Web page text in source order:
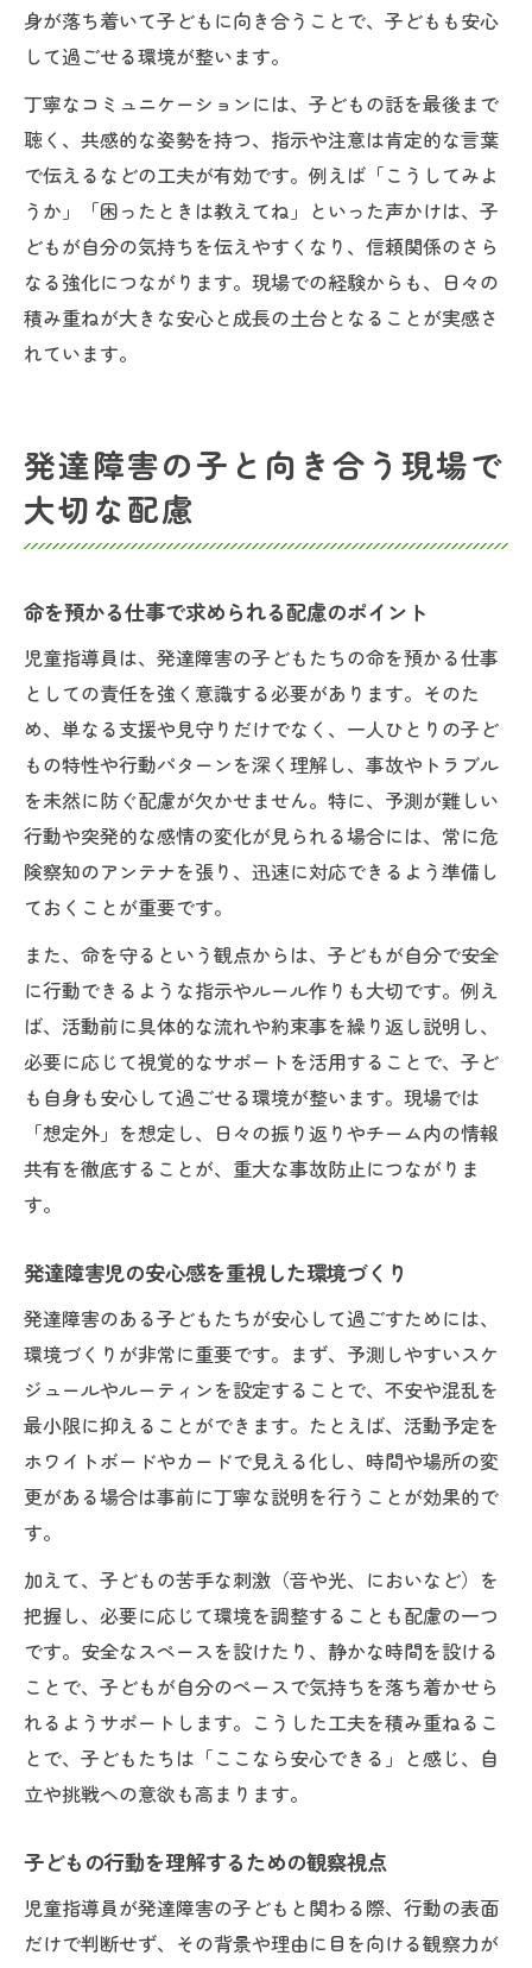
身が落ち着いて子どもに向き合うことで、子どもも安心
して過ごせる環境が整います。
丁寧なコミュニケーションには、子どもの話を最後まで
聴く、共感的な姿勢を持つ、指示や注意は肯定的な言葉
で伝えるなどの工夫が有効です。例えば「こうしてみよ
うか」「困ったときは教えてね」といった声かけは、子
どもが自分の気持ちを伝えやすくなり、信頼関係のさら
なる強化につながります。現場での経験からも、日々の
積み重ねが大きな安心と成長の土台となることが実感さ
れています。
発達障害の子と向き合う現場で
大切な配慮
命を預かる仕事で求められる配慮のポイント
児童指導員は、発達障害の子どもたちの命を預かる仕事
としての責任を強く意識する必要があります。そのた
め、単なる支援や見守りだけでなく、一人ひとりの子ど
もの特性や行動パターンを深く理解し、事故やトラブル
を未然に防ぐ配慮が欠かせません。特に、予測が難しい
行動や突発的な感情の変化が見られる場合には、常に危
険察知のアンテナを張り、迅速に対応できるよう準備し
ておくことが重要です。
また、命を守るという観点からは、子どもが自分で安全
に行動できるような指示やルール作りも大切です。例え
ば、活動前に具体的な流れや約束事を繰り返し説明し、
必要に応じて視覚的なサポートを活用することで、子ど
も自身も安心して過ごせる環境が整います。現場では
「想定外」を想定し、日々の振り返りやチーム内の情報
共有を徹底することが、重大な事故防止につながりま
す。
発達障害児の安心感を重視した環境づくり
発達障害のある子どもたちが安心して過ごすためには、
環境づくりが非常に重要です。まず、予測しやすいスケ
ジュールやルーティンを設定することで、不安や混乱を
最小限に抑えることができます。たとえば、活動予定を
ホワイトボードやカードで見える化し、時間や場所の変
更がある場合は事前に丁寧な説明を行うことが効果的で
す。
加えて、子どもの苦手な刺激（音や光、においなど）を
把握し、必要に応じて環境を調整することも配慮の一つ
です。安全なスペースを設けたり、静かな時間を設ける
ことで、子どもが自分のペースで気持ちを落ち着かせら
れるようサポートします。こうした工夫を積み重ねるこ
とで、子どもたちは「ここなら安心できる」と感じ、自
立や挑戦への意欲も高まります。
子どもの行動を理解するための観察視点
児童指導員が発達障害の子どもと関わる際、行動の表面
だけで判断せず、その背景や理由に目を向ける観察力が